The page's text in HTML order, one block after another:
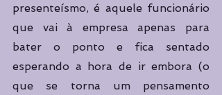
presenteísmo, é aquele funcionário
que vai à empresa apenas para
bater o ponto e fica sentado
esperando a hora de ir embora (o
que se torna um pensamento